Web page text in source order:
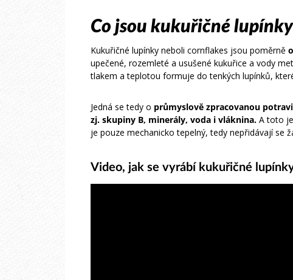
Co jsou kukuřičné
Kukuřičné lupínky neboli cornflakes jsou poměrně
upečené, rozemleté a usušené kukuřice a vody
tlakem a teplotou formuje do tenkých lupínků,
Jedná se tedy o průmyslově zpracovanou
zj. skupiny B, minerály, voda i vláknina. A toto
je pouze mechanicko tepelný, tedy nepřidávají se
Video, jak se vyrábí kukuřičné